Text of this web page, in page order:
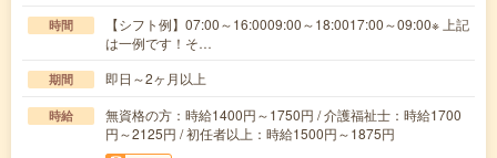
時間
【シフト例】07:00～16:0009:00～18:0017:00～09:00※ 上記
は一例です！そ…
期間 即日～2ヶ月以上
時給
無資格の方：時給1400円～1750円 / 介護福祉士：時給1700
円～2125円 / 初任者以上：時給1500円～1875円